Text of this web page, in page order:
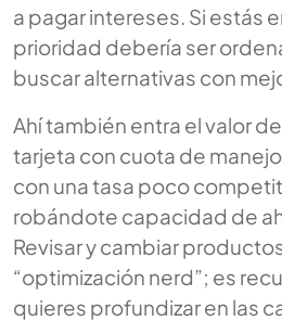
a pagar intereses. Si estás
prioridad debería ser
buscar alternativas con
Ahí también entra el valor
tarjeta con cuota de
con una tasa poco
robándote capacidad de
Revisar y cambiar
“optimización nerd”; es
quieres profundizar en las